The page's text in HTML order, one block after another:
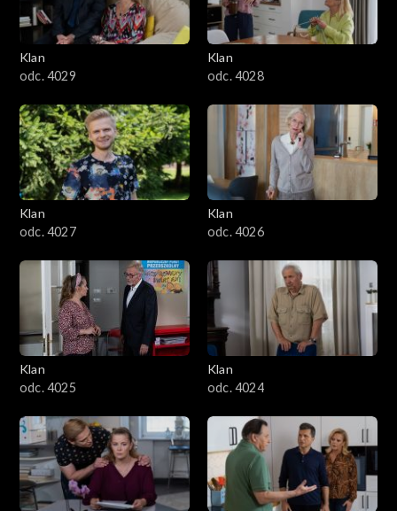
Klan
odc. 4029
Klan
odc. 4028
Klan
odc. 4027
Klan
odc. 4026
Klan
odc. 4025
Klan
odc. 4024